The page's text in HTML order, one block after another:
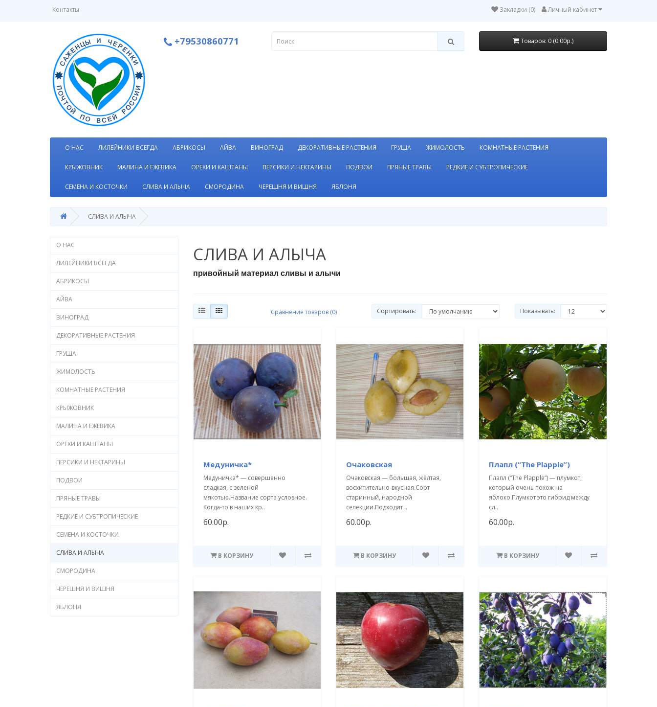
Контакты Закладки (0) Личный кабинет
+79530860771 Товаров: 0 (0.00р.)
О НАС ЛИЛЕЙНИКИ ВСЕГДА АБРИКОСЫ АЙВА ВИНОГРАД ДЕКОРАТИВНЫЕ РАСТЕНИЯ ГРУША ЖИМОЛОСТЬ КОМНАТНЫЕ РАСТЕНИЯ
КРЫЖОВНИК МАЛИНА И ЕЖЕВИКА ОРЕХИ И КАШТАНЫ ПЕРСИКИ И НЕКТАРИНЫ ПОДВОИ ПРЯНЫЕ ТРАВЫ РЕДКИЕ И СУБТРОПИЧЕСКИЕ
СЕМЕНА И КОСТОЧКИ СЛИВА И АЛЫЧА СМОРОДИНА ЧЕРЕШНЯ И ВИШНЯ ЯБЛОНЯ
СЛИВА И АЛЫЧА
О НАС
ЛИЛЕЙНИКИ ВСЕГДА
АБРИКОСЫ
АЙВА
ВИНОГРАД
ДЕКОРАТИВНЫЕ РАСТЕНИЯ
ГРУША
ЖИМОЛОСТЬ
КОМНАТНЫЕ РАСТЕНИЯ
КРЫЖОВНИК
МАЛИНА И ЕЖЕВИКА
ОРЕХИ И КАШТАНЫ
ПЕРСИКИ И НЕКТАРИНЫ
ПОДВОИ
ПРЯНЫЕ ТРАВЫ
РЕДКИЕ И СУБТРОПИЧЕСКИЕ
СЕМЕНА И КОСТОЧКИ
СЛИВА И АЛЫЧА
СМОРОДИНА
ЧЕРЕШНЯ И ВИШНЯ
ЯБЛОНЯ
СЛИВА И АЛЫЧА
привойный материал сливы и алычи
Сравнение товаров (0) Сортировать: Показывать:
Медуничка*
Медуничка* — совершенно
сладкая, с зеленой
мякотью.Название сорта условное.
Когда-то в наших кр..
60.00р.
В КОРЗИНУ
Очаковская
Очаковская — большая, жёлтая,
восхитительно-вкусная.Сорт
старинный, народной
селекции.Подходит ..
60.00р.
В КОРЗИНУ
Плапл (“The Plapple”)
Плапл (“The Plapple”) — плумкот,
который очень похож на
яблоко.Плумкот это гибрид между
сл..
60.00р.
В КОРЗИНУ